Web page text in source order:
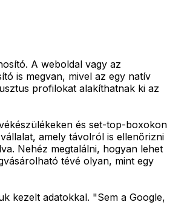
A weboldal vagy az
is megvan, mivel az egy natív
profilokat alakíthatnak ki az
és set-top-boxokon
amely távolról is ellenőrizni
Nehéz megtalálni, hogyan lehet
tévé olyan, mint egy
kezelt adatokkal. "Sem a Google,